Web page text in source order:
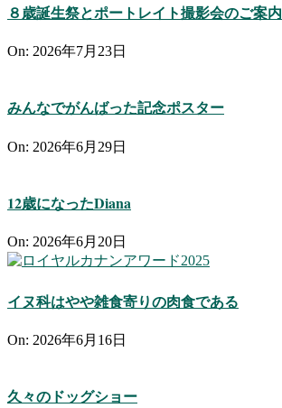
８歳誕生祭とポートレイト撮影会のご案内
On: 2026年7月23日
みんなでがんばった記念ポスター
On: 2026年6月29日
12歳になったDiana
On: 2026年6月20日
イヌ科はやや雑食寄りの肉食である
On: 2026年6月16日
久々のドッグショー